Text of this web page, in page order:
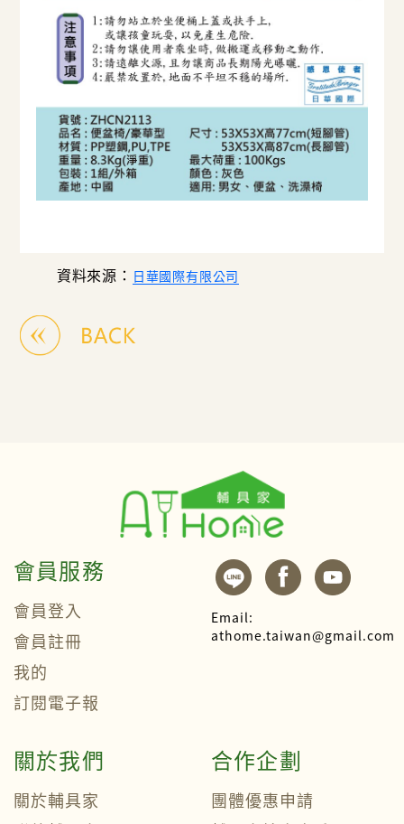
資料來源： 日華國際有限公司
會員服務
會員登入
會員註冊
我的
訂閱電子報
Email:
athome.taiwan@gmail.com
關於我們
關於輔具家
合作企劃
團體優惠申請